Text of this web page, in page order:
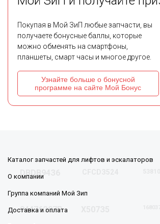
Покупая в Мой ЗиП любые запчасти, вы
получаете бонусные баллы, которые
можно обменять на смартфоны,
планшеты, смарт часы и многое другое.
Узнайте больше о бонусной
программе на сайте Мой Бонус
DВDB94З6
94476З07Р
Каталог запчастей для лифтов и эскалаторов
О компании
Группа компаний Мой Зип
Доставка и оплата